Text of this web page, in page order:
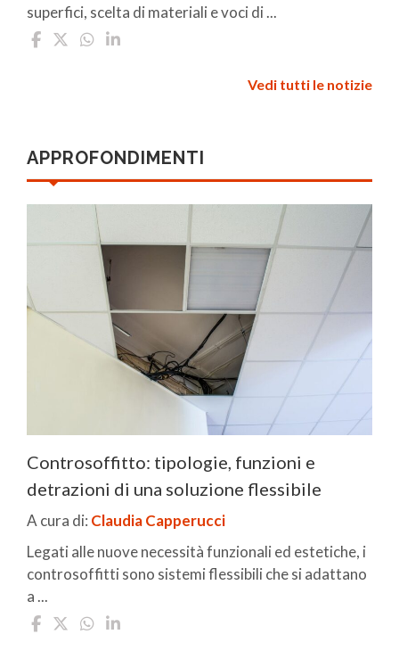
superfici, scelta di materiali e voci di ...
Vedi tutti le notizie
APPROFONDIMENTI
Controsoffitto: tipologie, funzioni e
detrazioni di una soluzione flessibile
A cura di: Claudia Capperucci
Legati alle nuove necessità funzionali ed estetiche, i
controsoffitti sono sistemi flessibili che si adattano
a ...